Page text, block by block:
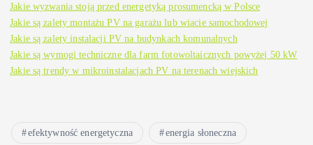
Jakie wyzwania stoją przed energetyką prosumencką w Polsce
Jakie są zalety montażu PV na garażu lub wiacie samochodowej
Jakie są zalety instalacji PV na budynkach komunalnych
Jakie są wymogi techniczne dla farm fotowoltaicznych powyżej 50 kW
Jakie są trendy w mikroinstalacjach PV na terenach wiejskich
efektywność energetyczna energia słoneczna